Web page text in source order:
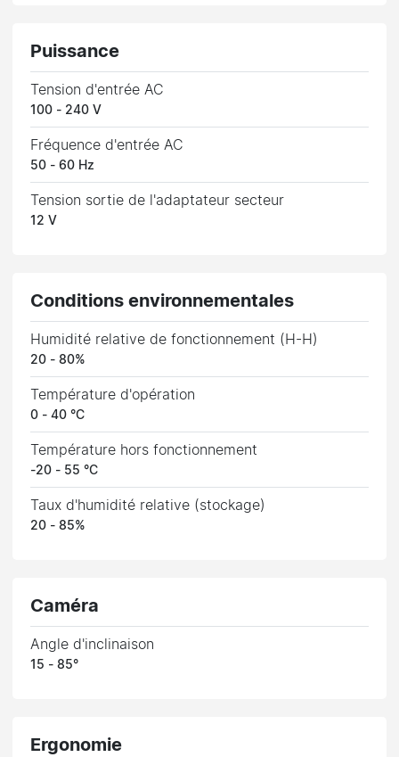
Puissance
Tension d'entrée AC
100 - 240 V
Fréquence d'entrée AC
50 - 60 Hz
Tension sortie de l'adaptateur secteur
12 V
Conditions environnementales
Humidité relative de fonctionnement (H-H)
20 - 80%
Température d'opération
0 - 40 °C
Température hors fonctionnement
-20 - 55 °C
Taux d'humidité relative (stockage)
20 - 85%
Caméra
Angle d'inclinaison
15 - 85°
Ergonomie